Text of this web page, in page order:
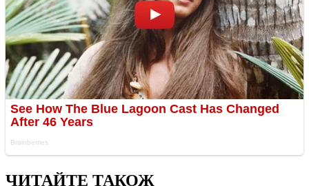
ЧИТАЙТЕ ТАКОЖ